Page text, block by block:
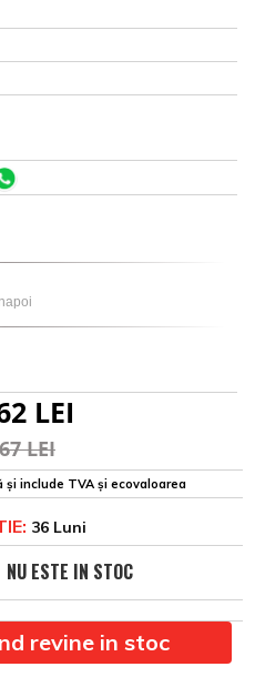
LEI
LEI
include TVA și ecovaloarea
36 Luni
NU ESTE IN STOC
revine in stoc